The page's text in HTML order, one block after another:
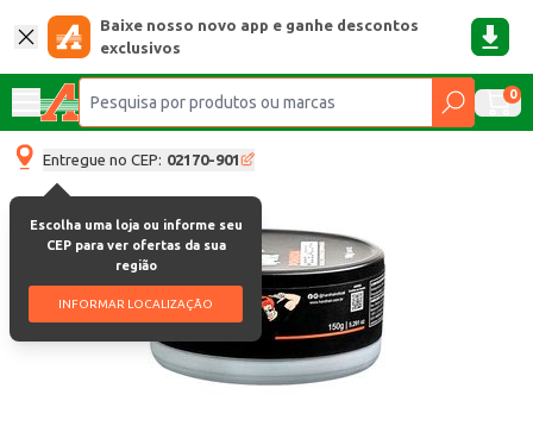
Baixe nosso novo app e ganhe descontos
exclusivos
0
Entregue no CEP: 02170-901
Escolha uma loja ou informe seu
CEP para ver ofertas da sua
região
INFORMAR LOCALIZAÇÃO